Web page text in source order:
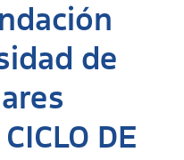
de
DE